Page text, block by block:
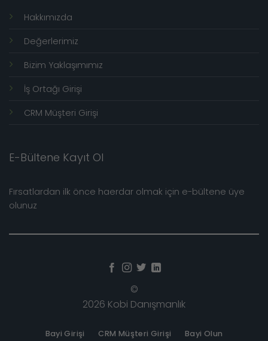
Hakkımızda
Değerlerimiz
Bizim Yaklaşımımız
İş Ortağı Girişi
CRM Müşteri Girişi
E-Bültene Kayıt Ol
Fırsatlardan ilk önce haerdar olmak için e-bültene üye
olunuz
©
2026 Kobi Danışmanlık
Bayi Girişi CRM Müşteri Girişi Bayi Olun